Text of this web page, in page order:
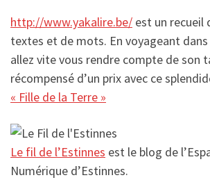
http://www.yakalire.be/ est un recueil
textes et de mots. En voyageant dans
allez vite vous rendre compte de son
récompensé d’un prix avec ce
« Fille de la Terre »
Le fil de l’Estinnes est le blog de
Numérique d’Estinnes.